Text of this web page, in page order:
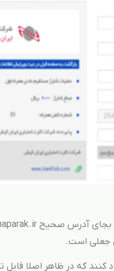
کنند که در ظاهر اصلا